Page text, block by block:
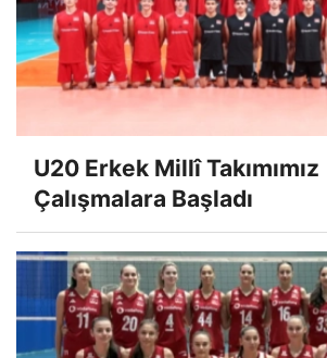
U20 Erkek Millî Takımımız
Çalışmalara Başladı